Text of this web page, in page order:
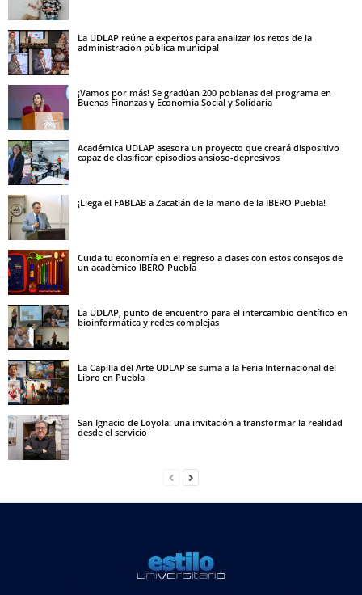
La UDLAP reúne a expertos para analizar los retos de la
administración pública municipal
¡Vamos por más! Se gradúan 200 poblanas del programa en
Buenas Finanzas y Economía Social y Solidaria
Académica UDLAP asesora un proyecto que creará dispositivo
capaz de clasificar episodios ansioso-depresivos
¡Llega el FABLAB a Zacatlán de la mano de la IBERO Puebla!
Cuida tu economía en el regreso a clases con estos consejos de
un académico IBERO Puebla
La UDLAP, punto de encuentro para el intercambio científico en
bioinformática y redes complejas
La Capilla del Arte UDLAP se suma a la Feria Internacional del
Libro en Puebla
San Ignacio de Loyola: una invitación a transformar la realidad
desde el servicio